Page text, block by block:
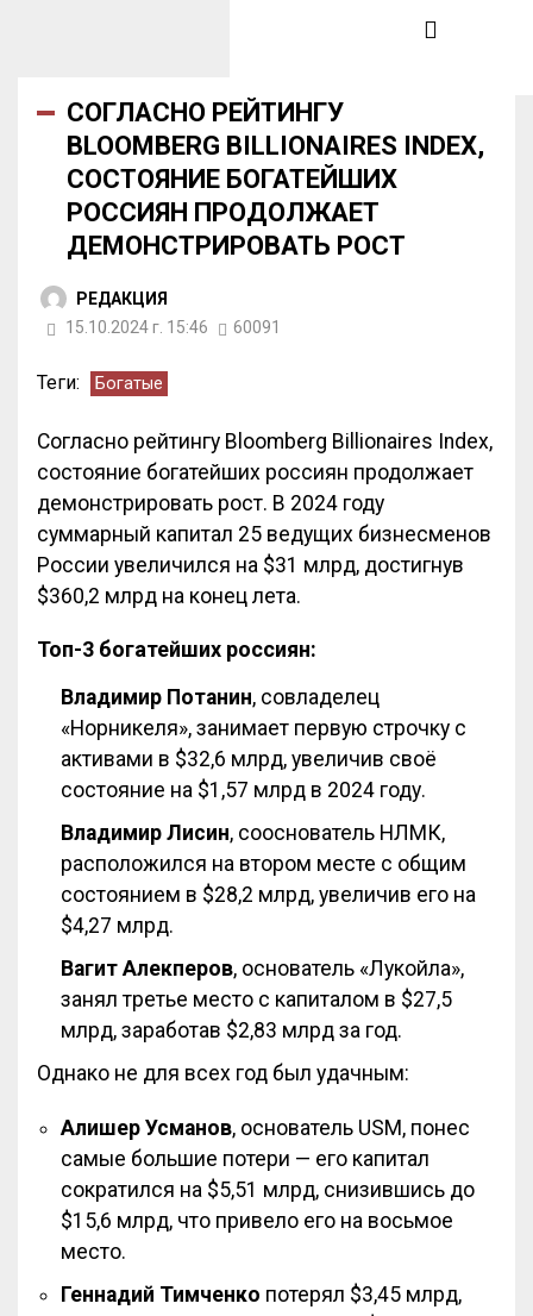
СОГЛАСНО РЕЙТИНГУ
BLOOMBERG BILLIONAIRES INDEX,
СОСТОЯНИЕ БОГАТЕЙШИХ
РОССИЯН ПРОДОЛЖАЕТ
ДЕМОНСТРИРОВАТЬ РОСТ
РЕДАКЦИЯ
15.10.2024 г. 15:46
60091
Теги: Богатые
Согласно рейтингу Bloomberg Billionaires Index,
состояние богатейших россиян продолжает
демонстрировать рост. В 2024 году
суммарный капитал 25 ведущих бизнесменов
России увеличился на $31 млрд, достигнув
$360,2 млрд на конец лета.
Топ-3 богатейших россиян:
Владимир Потанин, совладелец
«Норникеля», занимает первую строчку с
активами в $32,6 млрд, увеличив своё
состояние на $1,57 млрд в 2024 году.
Владимир Лисин, сооснователь НЛМК,
расположился на втором месте с общим
состоянием в $28,2 млрд, увеличив его на
$4,27 млрд.
Вагит Алекперов, основатель «Лукойла»,
занял третье место с капиталом в $27,5
млрд, заработав $2,83 млрд за год.
Однако не для всех год был удачным:
Алишер Усманов, основатель USM, понес
самые большие потери — его капитал
сократился на $5,51 млрд, снизившись до
$15,6 млрд, что привело его на восьмое
место.
Геннадий Тимченко потерял $3,45 млрд,